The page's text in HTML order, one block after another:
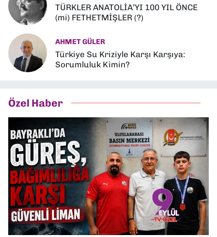
TÜRKLER ANATOLİA’YI 100 YIL ÖNCE
(mi) FETHETMİŞLER (?)
AHMET GÜLER
Türkiye Su Kriziyle Karşı Karşıya:
Sorumluluk Kimin?
Özel Haber